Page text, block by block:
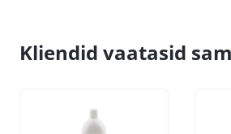
Kliendid vaatasid